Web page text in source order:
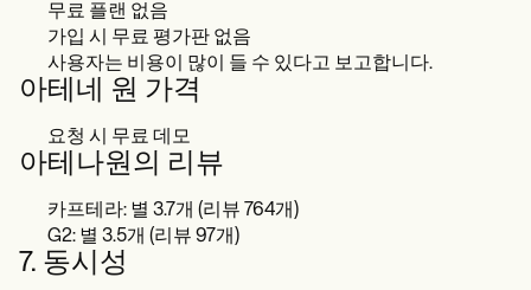
무료 플랜 없음
가입 시 무료 평가판 없음
사용자는 비용이 많이 들 수 있다고 보고합니다.
아테네 원 가격
요청 시 무료 데모
아테나원의 리뷰
카프테라: 별 3.7개 (리뷰 764개)
G2: 별 3.5개 (리뷰 97개)
7. 동시성